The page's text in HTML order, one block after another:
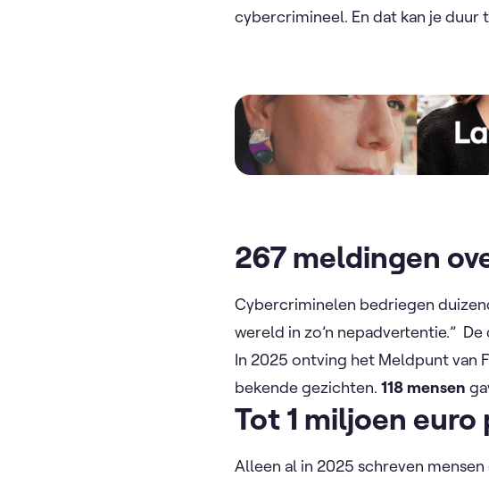
cybercrimineel. En dat kan je duur
Video
267 meldingen
Cybercriminelen bedriegen
wereld in zo’n nepadvertentie.”
In 2025 ontving het Meldpunt van
bekende gezichten.118 mensen
Tot 1 miljoen
Alleen al in 2025 schreven